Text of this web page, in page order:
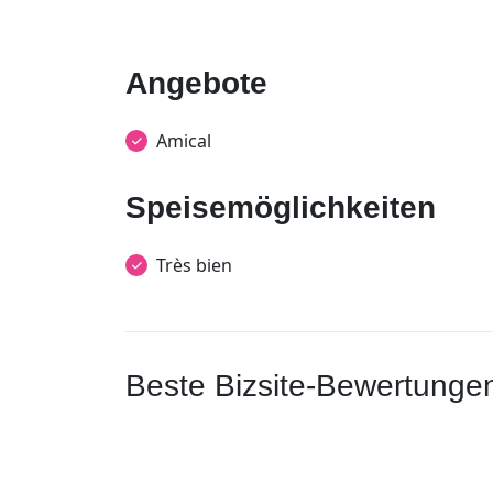
Angebote
Amical
Speisemöglichkeiten
Très bien
Beste Bizsite-